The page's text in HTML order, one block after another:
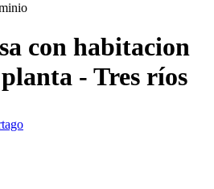
con habitacion
- Tres ríos